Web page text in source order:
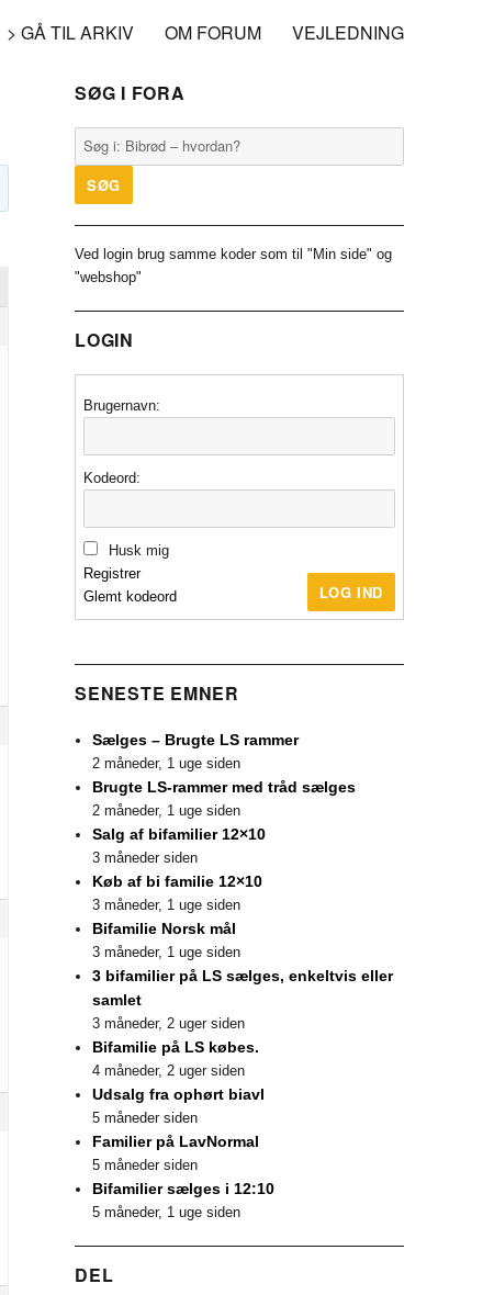
> GÅ TIL ARKIV OM FORUM VEJLEDNING
SØG I FORA
Ved login brug samme koder som til "Min side" og
"webshop"
LOGIN
Brugernavn:
Kodeord:
Husk mig
LOG IND
Registrer
Glemt kodeord
SENESTE EMNER
Sælges – Brugte LS rammer
2 måneder, 1 uge siden
Brugte LS-rammer med tråd sælges
2 måneder, 1 uge siden
Salg af bifamilier 12×10
3 måneder siden
Køb af bi familie 12×10
3 måneder, 1 uge siden
Bifamilie Norsk mål
3 måneder, 1 uge siden
3 bifamilier på LS sælges, enkeltvis eller
samlet
3 måneder, 2 uger siden
Bifamilie på LS købes.
4 måneder, 2 uger siden
Udsalg fra ophørt biavl
5 måneder siden
Familier på LavNormal
5 måneder siden
Bifamilier sælges i 12:10
5 måneder, 1 uge siden
DEL